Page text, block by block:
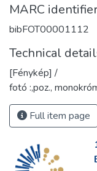
MARC
bibFOT00001112
Technical
[Fénykép] /
fotó :,poz.,
Full item page